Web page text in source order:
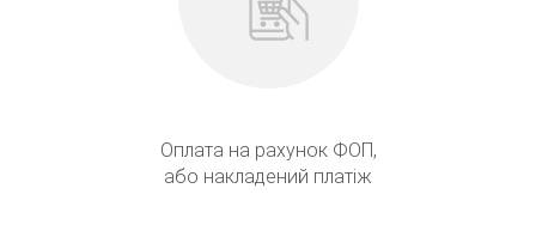
Оплата на рахунок ФОП,
або накладений платіж